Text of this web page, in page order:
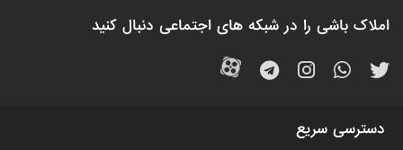
املاک باشی را در شبکه های اجتماعی دنبال کنید
دسترسی سریع